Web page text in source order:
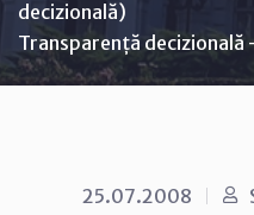
decizională)
Transparență decizională
25.07.2008